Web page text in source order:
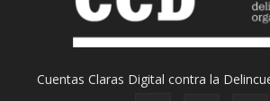
Cuentas Claras Digital contra la